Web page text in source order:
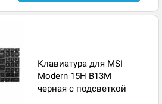
Клавиатура для MSI
Modern 15H B13M
черная с подсветкой